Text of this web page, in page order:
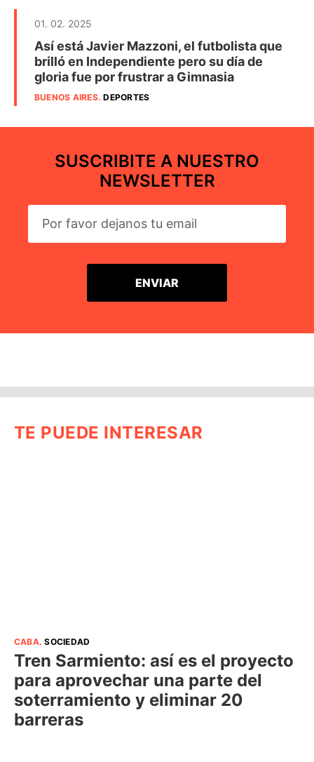
01. 02. 2025
Así está Javier Mazzoni, el futbolista que
brilló en Independiente pero su día de
gloria fue por frustrar a Gimnasia
BUENOS AIRES.DEPORTES
SUSCRIBITE A NUESTRO
NEWSLETTER
TE PUEDE INTERESAR
CABA.SOCIEDAD
Tren Sarmiento: así es el proyecto
para aprovechar una parte del
soterramiento y eliminar 20
barreras